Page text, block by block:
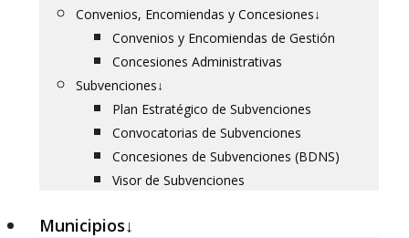
Convenios, Encomiendas y Concesiones↓
Convenios y Encomiendas de Gestión
Concesiones Administrativas
Subvenciones↓
Plan Estratégico de Subvenciones
Convocatorias de Subvenciones
Concesiones de Subvenciones (BDNS)
Visor de Subvenciones
Municipios↓